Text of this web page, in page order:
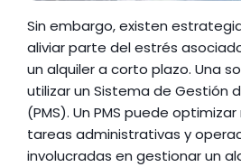
Sin embargo, existen
aliviar parte del estrés
un alquiler a corto plazo. Una
utilizar un Sistema de Gestión
(PMS). Un PMS puede
tareas administrativas y
involucradas en gestionar un